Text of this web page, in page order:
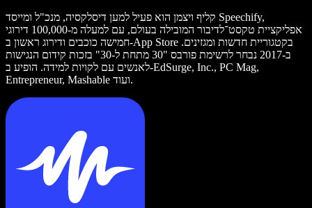
קליף ויצמן הוא פעיל למען דיסלקסיה, מנכ"ל ומייסד Speechify,
אפליקציית טקסט־לדיבור המובילה בעולם, עם למעלה מ-100,000 דירוגי
חמישה כוכבים ודירוג ראשון ב-App Store בקטגוריית חדשות ומגזינים.
ב-2017 נבחר לרשימת פורבס "30 מתחת ל-30" בזכות קידום הנגישות
לאנשים עם לקויות למידה. הופיע ב-EdSurge, Inc., PC Mag,
Entrepreneur, Mashable ועוד.